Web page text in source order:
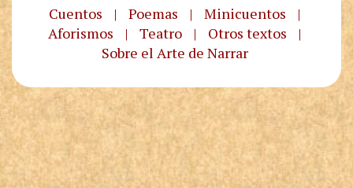
Cuentos | Poemas | Minicuentos
|
Aforismos
| Teatro | Otros textos
|
Sobre el Arte de Narrar